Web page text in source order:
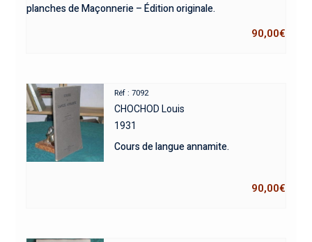
planches de Maçonnerie – Édition originale.
90,00€
Réf : 7092
CHOCHOD Louis
1931
Cours de langue annamite.
90,00€